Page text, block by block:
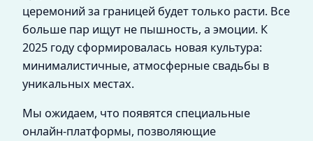
церемоний за границей будет только расти. Все
больше пар ищут не пышность, а эмоции. К
2025 году сформировалась новая культура:
минималистичные, атмосферные свадьбы в
уникальных местах.
Мы ожидаем, что появятся специальные
онлайн-платформы, позволяющие